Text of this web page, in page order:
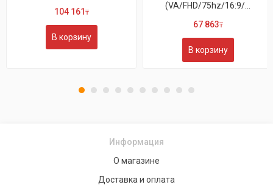
(VA/FHD/75hz/16:9/...
В корзину
207 961
В корзину
Информация
О магазине
Доставка и оплата